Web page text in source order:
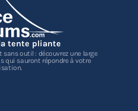
tente pliante
sans outil : découvrez une large
qui sauront répondre à votre